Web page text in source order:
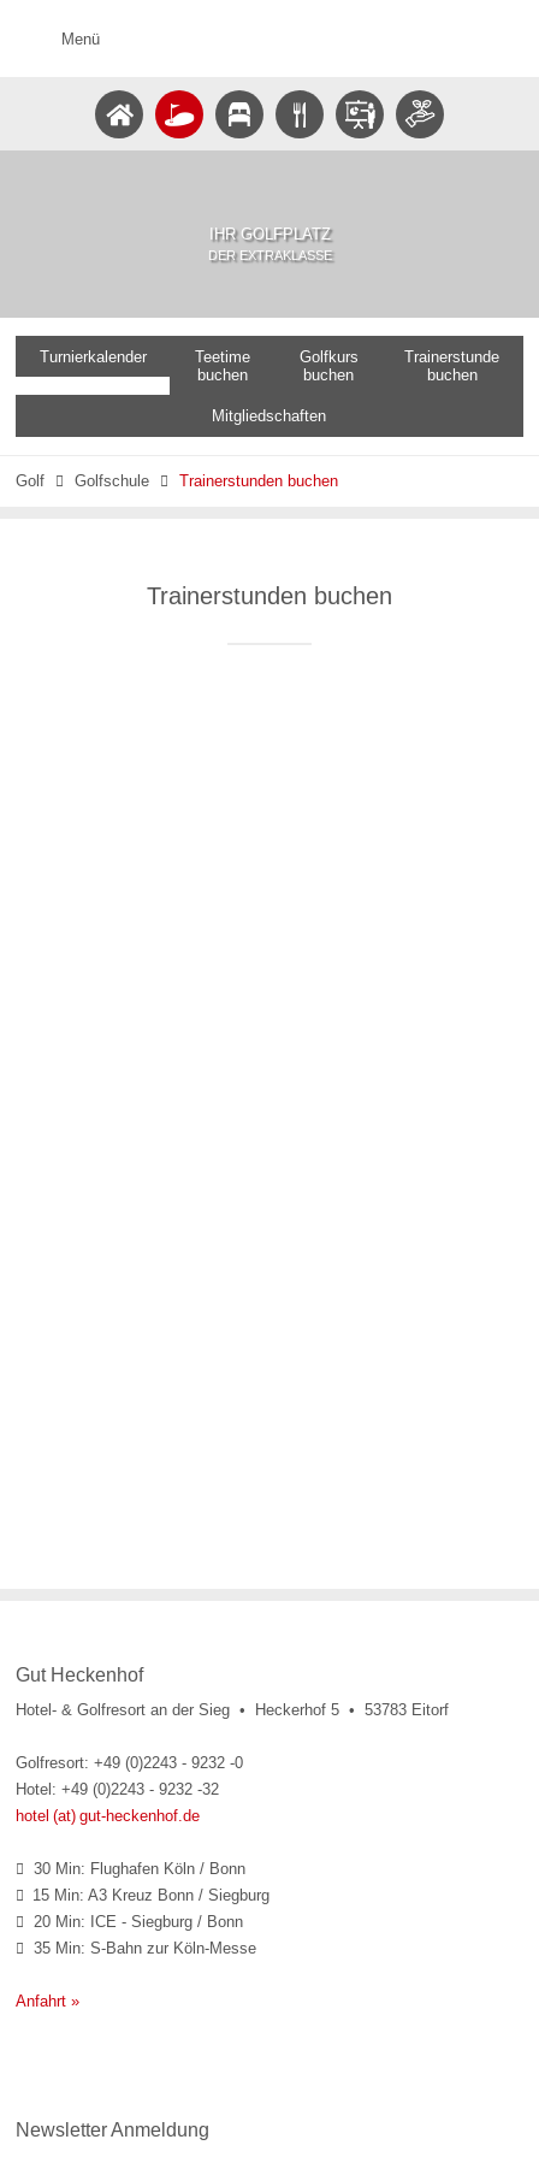
Menü
IHR GOLFPLATZ
DER EXTRAKLASSE
Turnierkalender
Teetime
buchen
Golfkurs
buchen
Trainerstunde
buchen
Mitgliedschaften
Golf  Golfschule  Trainerstunden buchen
Trainerstunden buchen
Gut Heckenhof
Hotel- & Golfresort an der Sieg • Heckerhof 5 • 53783 Eitorf
Golfresort: +49 (0)2243 - 9232 -0
Hotel: +49 (0)2243 - 9232 -32
hotel (at) gut-heckenhof.de
 30 Min: Flughafen Köln / Bonn
 15 Min: A3 Kreuz Bonn / Siegburg
 20 Min: ICE - Siegburg / Bonn
 35 Min: S-Bahn zur Köln-Messe
Anfahrt »
Newsletter Anmeldung